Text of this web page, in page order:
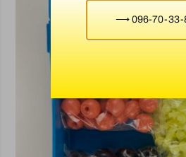
⟶ 096-70-33-